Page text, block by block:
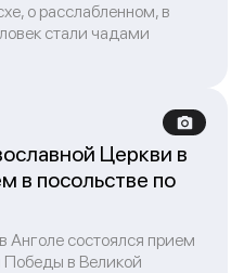
о расслабленном, в
стали чадами
Церкви в
в посольстве по
Анголе состоялся прием
в Великой